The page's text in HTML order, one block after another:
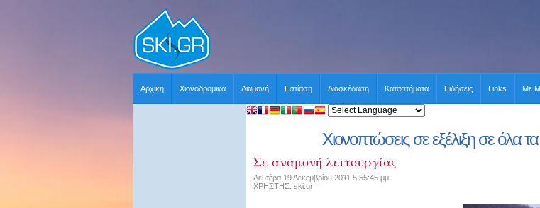
Αρχική Χιονοδρομικά Διαμονή Εστίαση Διασκέδαση Καταστήματα Ειδήσεις Links Με
Χιονοπτώσεις σε εξέλιξη σε όλα
Σε αναμονή λειτουργίας
Δευτέρα 19 Δεκεμβρίου 2011 5:55:45 μμ
ΧΡΗΣΤΗΣ: ski.gr